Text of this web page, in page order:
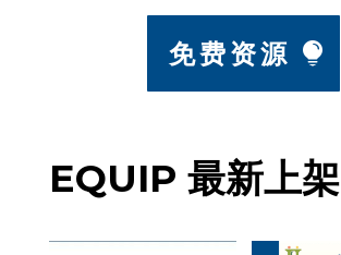
免费资源
EQUIP 最新上架